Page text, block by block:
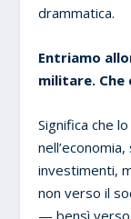
drammatica.
Entriamo
militare. Che
Significa che
investimenti,
non verso il
— bensì verso